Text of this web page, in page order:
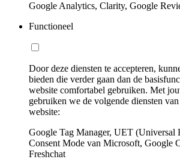
Google Analytics, Clarity, Google
Functioneel
Door deze diensten te accepteren,
bieden die verder gaan dan de
website comfortabel gebruiken. Met
gebruiken we de volgende diensten
website:
Google Tag Manager, UET (Universal
Consent Mode van Microsoft, Google
Freshchat